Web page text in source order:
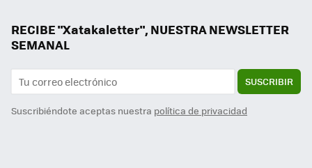
RECIBE "Xatakaletter", NUESTRA NEWSLETTER
SEMANAL
SUSCRIBIR
Suscribiéndote aceptas nuestra política de privacidad